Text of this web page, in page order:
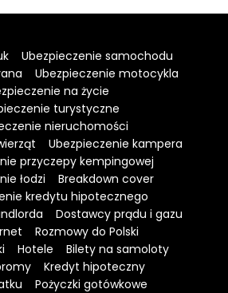
Ubezpieczenie samochodu
Ubezpieczenie motocykla
na życie
turystyczne
nieruchomości
Ubezpieczenie kampera
przyczepy kempingowej
łodzi
Breakdown cover
kredytu hipotecznego
Dostawcy prądu i gazu
Rozmowy do Polski
Hotele
Bilety na samoloty
Kredyt hipoteczny
Pożyczki gotówkowe